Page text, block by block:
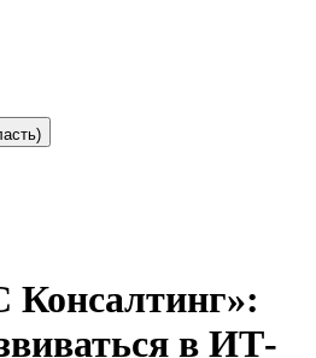
в ИТ-